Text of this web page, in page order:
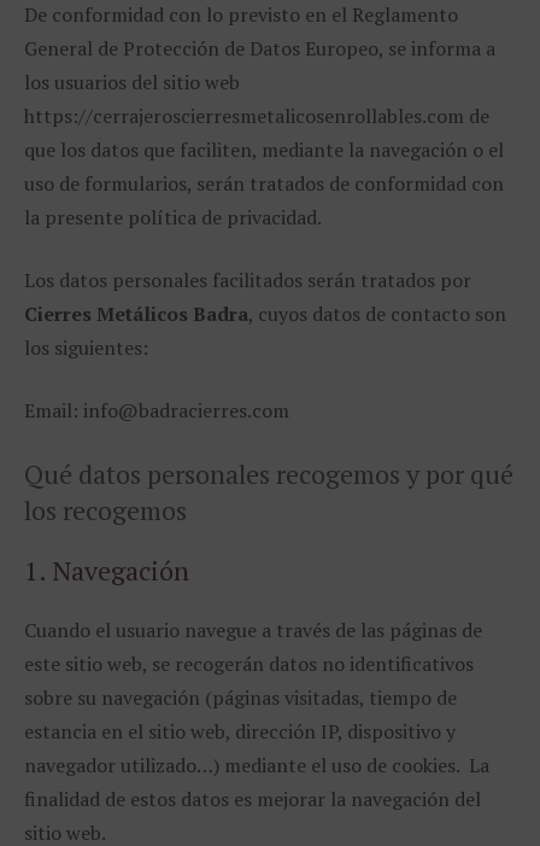
De conformidad con lo previsto en el Reglamento
General de Protección de Datos Europeo, se informa a
los usuarios del sitio web
https://cerrajeroscierresmetalicosenrollables.com de
que los datos que faciliten, mediante la navegación o el
uso de formularios, serán tratados de conformidad con
la presente política de privacidad.
Los datos personales facilitados serán tratados por
Cierres Metálicos Badra, cuyos datos de contacto son
los siguientes:
Email: info@badracierres.com
Qué datos personales recogemos y por qué
los recogemos
1. Navegación
Cuando el usuario navegue a través de las páginas de
este sitio web, se recogerán datos no identificativos
sobre su navegación (páginas visitadas, tiempo de
estancia en el sitio web, dirección IP, dispositivo y
navegador utilizado…) mediante el uso de cookies. La
finalidad de estos datos es mejorar la navegación del
sitio web.